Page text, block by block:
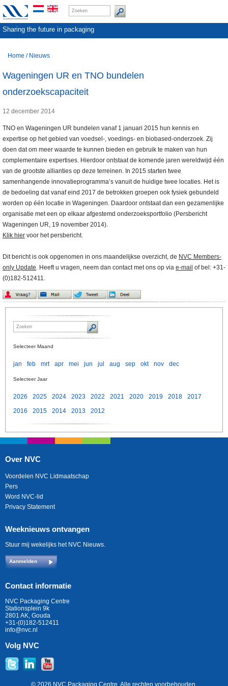
Sharing the future in packaging
Home / Nieuws
Wageningen UR en TNO bundelen
onderzoekscapaciteit
12 december 2014
TNO en Wageningen UR bundelen vanaf 1 januari 2015 hun kennis en
expertise op het gebied van voedsel-, voedings- en biobased-onderzoek. Zij
doen dat om meer waarde te kunnen bieden en gebruik te maken van hun
complementaire expertises. Hierdoor ontstaat de komende jaren wereldwijd één
van de grootste allianties op deze terreinen. In 2015 starten twee
samenhangende innovatieprogramma’s vanuit de huidige twee locaties. Het is
de bedoeling dat vanaf eind 2017 de betrokken groepen ook fysiek gebundeld
worden op één locatie in Wageningen. Daardoor ontstaat dan een gezamenlijke
organisatie met een op elkaar afgestemd onderzoeksportfolio (Persbericht
Wageningen UR, 19 november 2014).
Klik hier voor het persbericht.
Dit bericht is ook opgenomen in ons maandelijkse overzicht, de NVC Members-
only Update. Heeft u vragen, neem dan contact met ons op via e-mail of bel: +31-
(0)182-512411.
Selecteer Maand
jan feb mrt apr mei jun jul aug sep okt nov dec
Selecteer Jaar
2026 2025 2024 2023 2022 2021 2020 2019 2018
2017
2016
2015 2014 2013 2012
Over NVC
Voordelen NVC Lidmaatschap
Pers
Word NVC-lid
Privacy Statement
Weeknieuws ontvangen
Stuur mij wekelijks het NVC Nieuws.
Aanmelden
Contact informatie
NVC Packaging Centre
Stationsplein 9k
2801 AK, Gouda
+31-(0)182-512411
info@nvc.nl
Volg NVC
© 2026 NVC Packaging Centre. Alle rechten voorbehouden.